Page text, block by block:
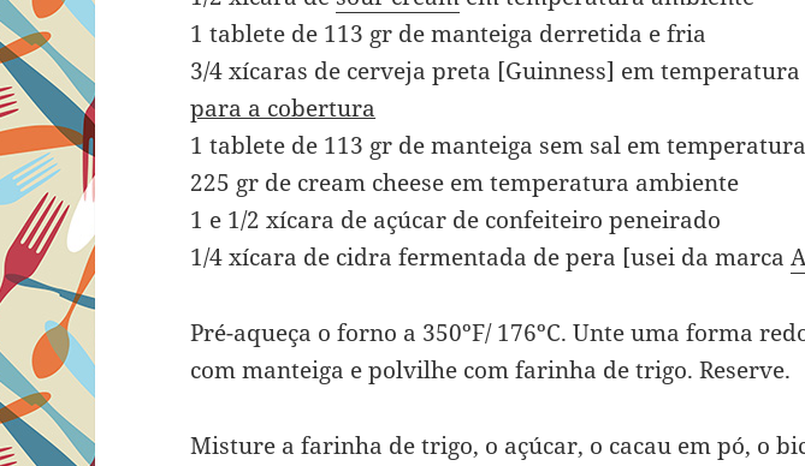
1 tablete de 113 gr de manteiga derretida e fria
3/4 xícaras de cerveja preta [Guinness] em
para a cobertura
1 tablete de 113 gr de manteiga sem sal em
225 gr de cream cheese em temperatura ambiente
1 e 1/2 xícara de açúcar de confeiteiro peneirado
1/4 xícara de cidra fermentada de pera [usei da marca
Pré-aqueça o forno a 350ºF/ 176ºC. Unte uma forma
com manteiga e polvilhe com farinha de trigo. Reserve.
Misture a farinha de trigo, o açúcar, o cacau em pó, o